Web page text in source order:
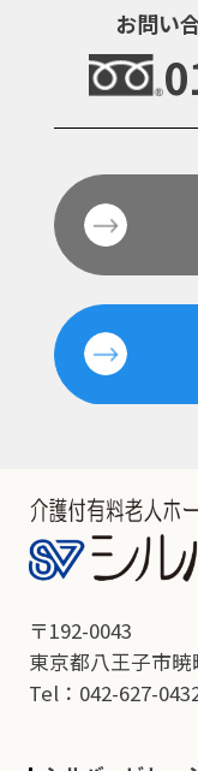
お問い
〒192-0043
東京都八王子市暁
Tel：042-627-